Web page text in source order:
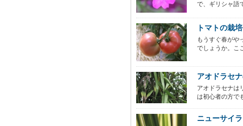
で、ギリシャ語
トマトの栽
もうすぐ春がや
でしょうか。こ
アオドラセ
アオドラセナは
は初心者の方で
ニューサイ